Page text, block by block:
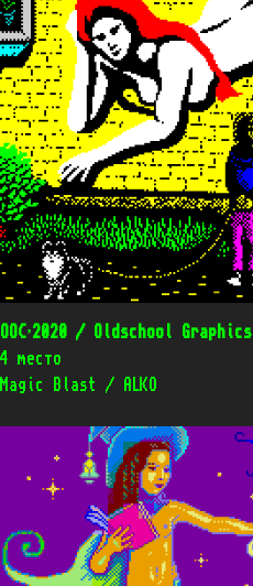
OOC’2020 / Oldschool Graphics
4 место
Magic Blast / ALKO